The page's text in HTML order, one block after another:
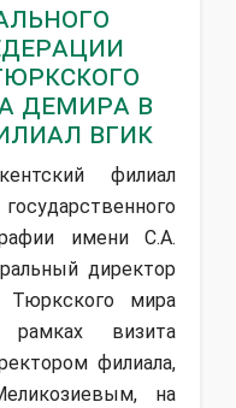
Демира в
ВГИК
филиал
имени С.А.
директор
Тюркского мира
визита
филиала,
на